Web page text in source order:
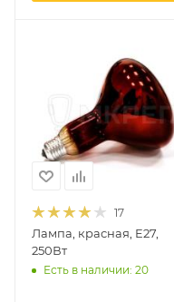
17
Лампа, красная, E27,
250Вт
Есть в наличии: 20